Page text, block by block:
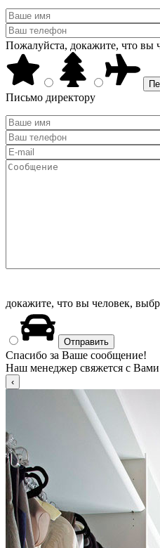
Пожалуйста, докажите, что вы
Письмо директору
докажите, что вы человек,
Спасибо за Ваше сообщение!
Наш менеджер свяжется с